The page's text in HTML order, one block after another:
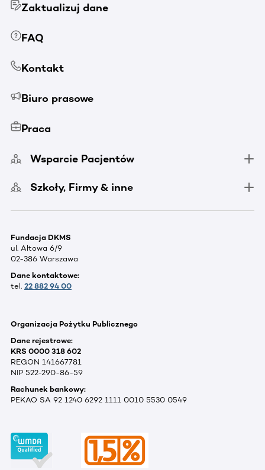
Zaktualizuj dane
FAQ
Kontakt
Biuro prasowe
Praca
Wsparcie Pacjentów
Szkoły, Firmy & inne
Fundacja DKMS
ul. Altowa 6/9
02-386 Warszawa
Dane kontaktowe:
tel. 22 882 94 00
Organizacja Pożytku Publicznego
Dane rejestrowe:
KRS 0000 318 602
REGON 141667781
NIP 522-290-86-59
Rachunek bankowy:
PEKAO SA 92 1240 6292 1111 0010 5530 0549